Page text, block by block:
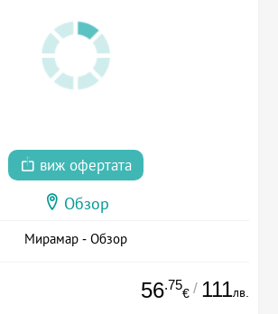
виж офертата
Обзор
Мирамар - Обзор
56.75
€ / 111лв.